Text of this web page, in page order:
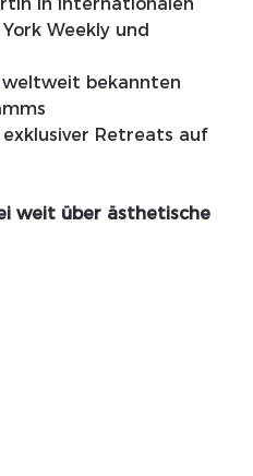
Weekly und
weit über ästhetische